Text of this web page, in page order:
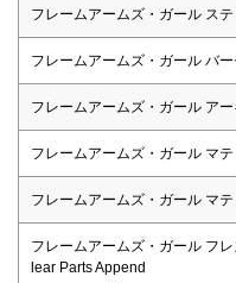
フレームアームズ・ガール ス
フレームアームズ・ガール バ
フレームアームズ・ガール アー
フレームアームズ・ガール マ
フレームアームズ・ガール マ
フレームアームズ・ガール フ
lear Parts Append